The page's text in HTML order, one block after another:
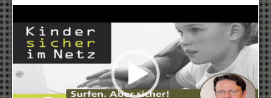
Video-